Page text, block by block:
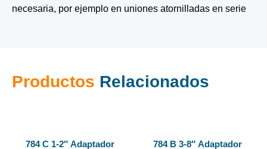
necesaria, por ejemplo en uniones atornilladas en serie
Productos Relacionados
784 C 1-2″ Adaptador
784 B 3-8″ Adaptador